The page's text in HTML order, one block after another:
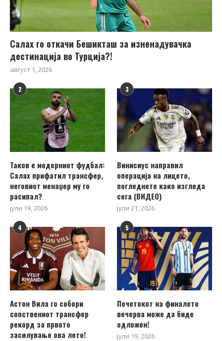
Салах го откачи Бешикташ за изненадувачка
дестинација во Турција?!
август 1, 2026
2
Таков е модерниот фудбал:
Салах прифатил трансфер,
неговиот менаџер му го
расипал?
јули 19, 2026
3
Винисиус направил
операција на лицето,
погледнете како изгледа
сега (ВИДЕО)
јули 21, 2026
4
Астон Вила го собори
сопствениот трансфер
рекорд за првото
засилување ова лето!
5
Почетокот на финалето
вечерва може да биде
одложен!
јули 19, 2026